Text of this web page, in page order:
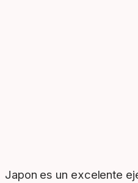
Japon es un excelente